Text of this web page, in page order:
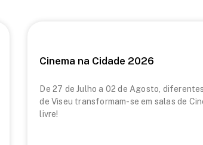
Cinema na Cidade 2026
De 27 de Julho a 02 de Agosto,
de Viseu transformam-se em salas de
livre!